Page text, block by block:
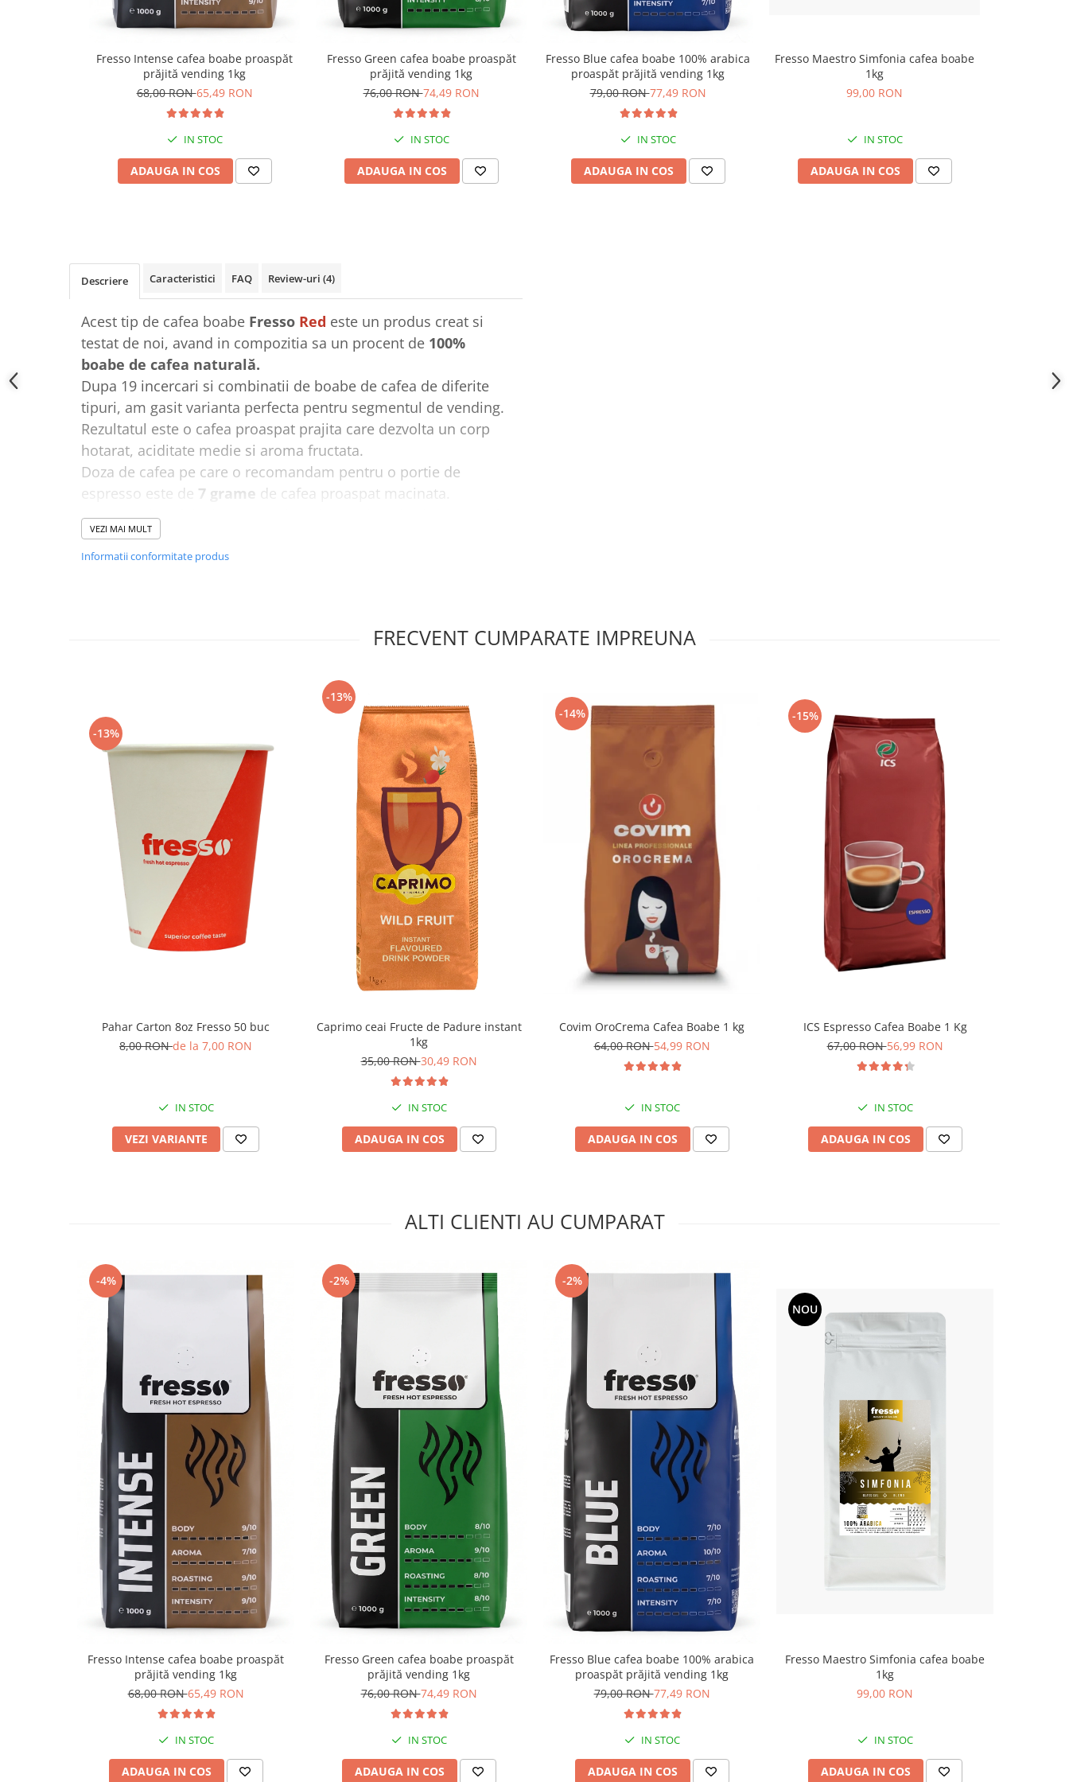
Fresso Intense cafea boabe proaspăt
prăjită vending 1kg
68,00 RON65,49 RON
IN STOC
ADAUGA IN COS
Fresso Green cafea boabe proaspăt
prăjită vending 1kg
76,00 RON74,49 RON
IN STOC
ADAUGA IN COS
Fresso Blue cafea boabe 100% arabica
proaspăt prăjită vending 1kg
79,00 RON77,49 RON
IN STOC
ADAUGA IN COS
Fresso Maestro Simfonia cafea boabe
1kg
99,00 RON
IN STOC
ADAUGA IN COS
Descriere Caracteristici FAQ Review-uri (4)
Acest tip de cafea boabe Fresso Red este un produs creat si
testat de noi, avand in compozitia sa un procent de 100%
boabe de cafea naturală.
Dupa 19 incercari si combinatii de boabe de cafea de diferite
tipuri, am gasit varianta perfecta pentru segmentul de vending.
Rezultatul este o cafea proaspat prajita care dezvolta un corp
hotarat, aciditate medie si aroma fructata.
Doza de cafea pe care o recomandam pentru o portie de
espresso este de 7 grame de cafea proaspat macinata.
Recomandam folosirea acestui sortiment de cafea in
de cafea automate.
Fresso Red estedisponibila in pungi de 1kg
VEZI MAI MULT
Informatii conformitate produs
FRECVENT CUMPARATE IMPREUNA
-13%
Pahar Carton 8oz Fresso 50 buc
8,00 RONde la 7,00 RON
IN STOC
VEZI VARIANTE
-13%
Caprimo ceai Fructe de Padure instant
1kg
35,00 RON30,49 RON
IN STOC
ADAUGA IN COS
-14%
Covim OroCrema Cafea Boabe 1 kg
64,00 RON54,99 RON
IN STOC
ADAUGA IN COS
-15%
ICS Espresso Cafea Boabe 1 Kg
67,00 RON56,99 RON
IN STOC
ADAUGA IN COS
ALTI CLIENTI AU CUMPARAT
-4%
Fresso Intense cafea boabe proaspăt
prăjită vending 1kg
68,00 RON65,49 RON
IN STOC
ADAUGA IN COS
-2%
Fresso Green cafea boabe proaspăt
prăjită vending 1kg
76,00 RON74,49 RON
IN STOC
ADAUGA IN COS
-2%
Fresso Blue cafea boabe 100% arabica
proaspăt prăjită vending 1kg
79,00 RON77,49 RON
IN STOC
ADAUGA IN COS
NOU
Fresso Maestro Simfonia cafea boabe
1kg
99,00 RON
IN STOC
ADAUGA IN COS